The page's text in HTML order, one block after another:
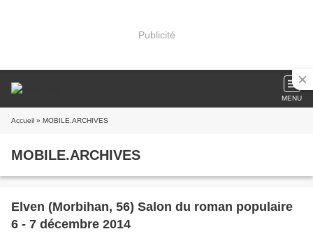
Publicité
MENU
Accueil » MOBILE.ARCHIVES
MOBILE.ARCHIVES
Elven (Morbihan, 56) Salon du roman populaire
6 - 7 décembre 2014